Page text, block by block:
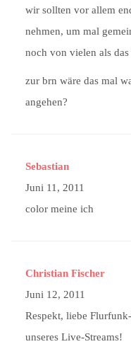
wir sollten vor allem
nehmen, um mal
noch von vielen als
zur brn wäre das mal
angehen?
Sebastian
Juni 11, 2011
color meine ich
Christian Fischer
Juni 12, 2011
Respekt, liebe
unseres Live-Streams!